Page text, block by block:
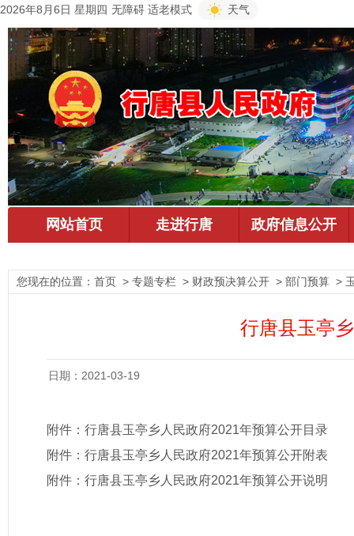
2026年8月6日 星期四 无障碍 适老模式 天气
您现在的位置： 首页 > 专题专栏 > 财政预决算公开 > 部门预算 >
行唐县玉亭
日期：2021-03-19
附件： 行唐县玉亭乡人民政府2021年预算公开目录
附件： 行唐县玉亭乡人民政府2021年预算公开附表
附件： 行唐县玉亭乡人民政府2021年预算公开说明